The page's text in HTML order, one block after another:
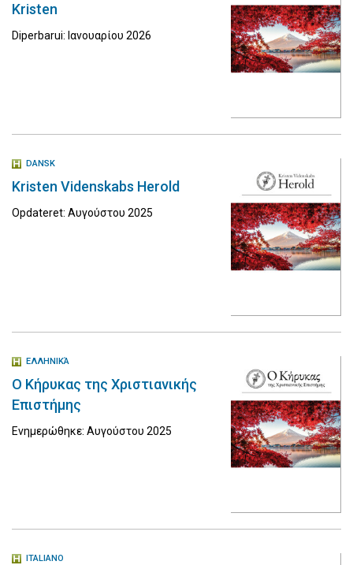
Kristen
Diperbarui: Ιανουαρίου 2026
DANSK
Kristen Videnskabs Herold
Opdateret: Αυγούστου 2025
ΕΛΛΗΝΙΚΆ
Ο Κήρυκας της Χριστιανικής
Επιστήμης
Ενημερώθηκε: Αυγούστου 2025
ITALIANO